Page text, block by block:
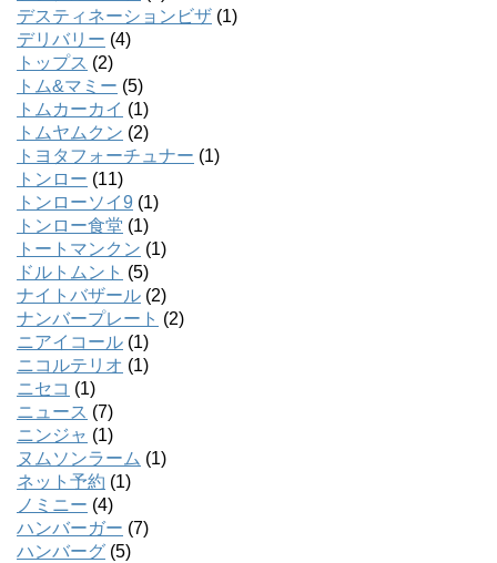
デスティネーションビザ (1)
デリバリー (4)
トップス (2)
トム&マミー (5)
トムカーカイ (1)
トムヤムクン (2)
トヨタフォーチュナー (1)
トンロー (11)
トンローソイ9 (1)
トンロー食堂 (1)
トートマンクン (1)
ドルトムント (5)
ナイトバザール (2)
ナンバープレート (2)
ニアイコール (1)
ニコルテリオ (1)
ニセコ (1)
ニュース (7)
ニンジャ (1)
ヌムソンラーム (1)
ネット予約 (1)
ノミニー (4)
ハンバーガー (7)
ハンバーグ (5)